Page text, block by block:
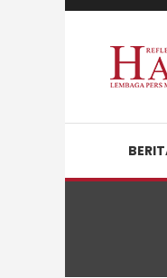
Skip
Content